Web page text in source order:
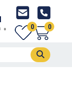
0
0